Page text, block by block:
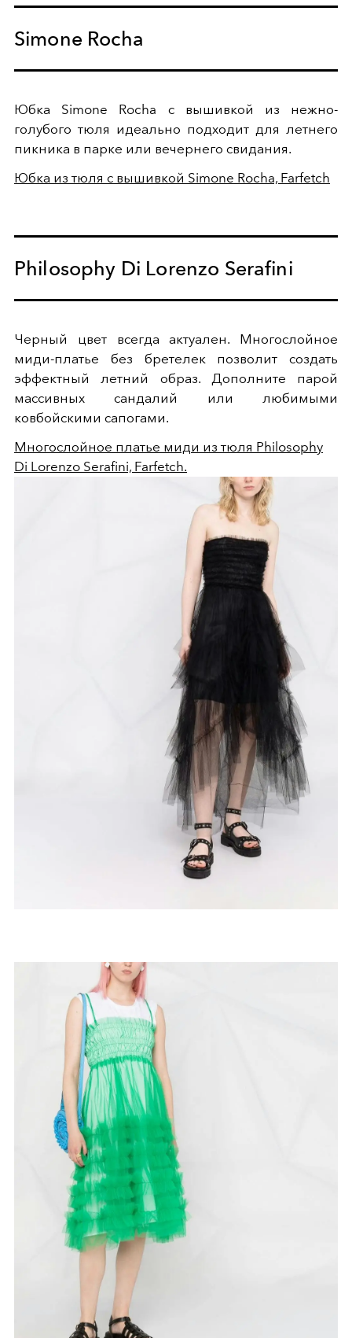
Simone Rocha
Юбка Simone Rocha с вышивкой из нежно-
голубого тюля идеально подходит для летнего
пикника в парке или вечернего свидания.
Юбка из тюля с вышивкой Simone Rocha, Farfetch
Philosophy Di Lorenzo Serafini
Черный цвет всегда актуален. Многослойное
миди-платье без бретелек позволит создать
эффектный летний образ. Дополните парой
массивных сандалий или любимыми
ковбойскими сапогами.
Многослойное платье миди из тюля Philosophy
Di Lorenzo Serafini, Farfetch.